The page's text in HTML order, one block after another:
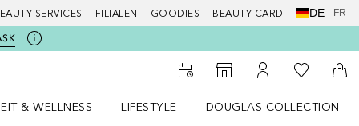
SERVICES FILIALEN GOODIES BEAUTY CARD DE FR
Zum Storefinder
Zu Meinem
Zu Meiner
& WELLNESS
LIFESTYLE
DOUGLAS COLLECTION